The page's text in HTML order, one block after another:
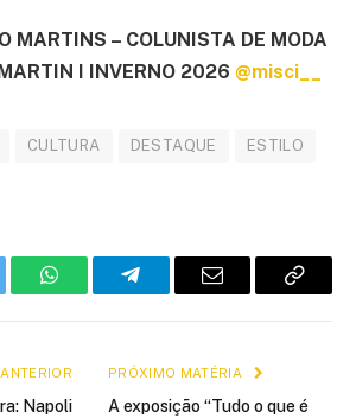
MARTINS – COLUNISTA DE MODA
I INVERNO 2026 @misci__
CULTURA DESTAQUE ESTILO
WhatsAppTelegramE-
Copiar
Napoli
PRÓXIMO MATÉRIA
A exposição “Tudo o que é